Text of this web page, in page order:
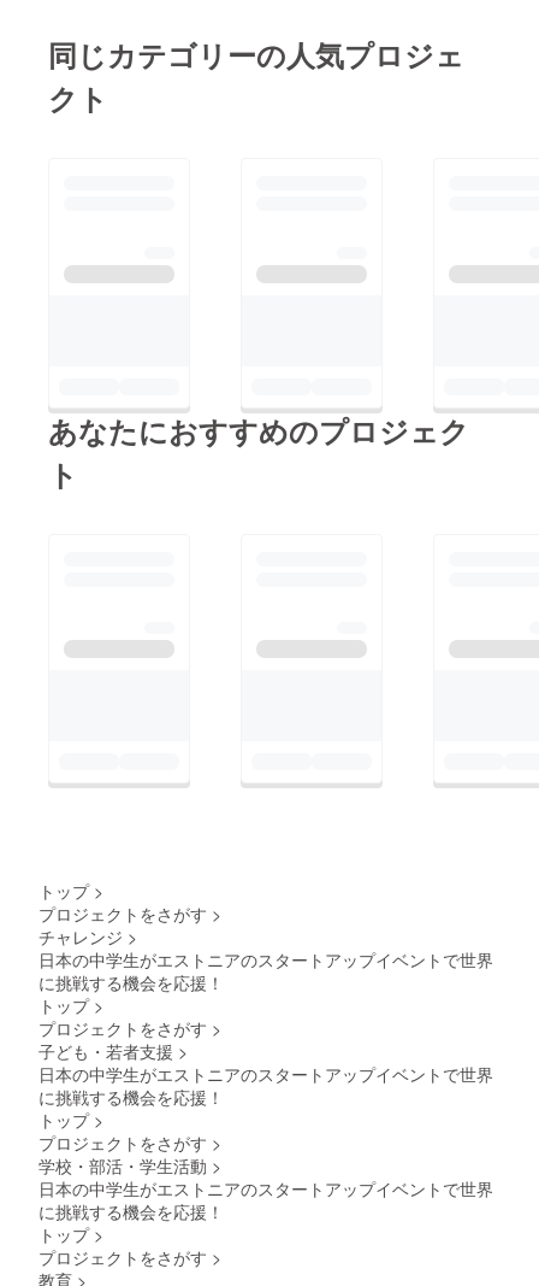
同じカテゴリーの人気プロジェ
クト
あなたにおすすめのプロジェク
ト
トップ >
プロジェクトをさがす >
チャレンジ >
日本の中学生がエストニアのスタートアップイベントで世界
に挑戦する機会を応援！
トップ >
プロジェクトをさがす >
子ども・若者支援 >
日本の中学生がエストニアのスタートアップイベントで世界
に挑戦する機会を応援！
トップ >
プロジェクトをさがす >
学校・部活・学生活動 >
日本の中学生がエストニアのスタートアップイベントで世界
に挑戦する機会を応援！
トップ >
プロジェクトをさがす >
教育 >